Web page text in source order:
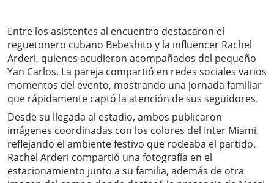
Entre los asistentes al encuentro destacaron el
reguetonero cubano Bebeshito y la influencer Rachel
Arderi, quienes acudieron acompañados del pequeño
Yan Carlos. La pareja compartió en redes sociales varios
momentos del evento, mostrando una jornada familiar
que rápidamente captó la atención de sus seguidores.
Desde su llegada al estadio, ambos publicaron
imágenes coordinadas con los colores del Inter Miami,
reflejando el ambiente festivo que rodeaba el partido.
Rachel Arderi compartió una fotografía en el
estacionamiento junto a su familia, además de otra